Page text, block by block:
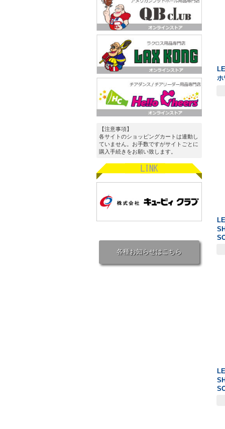
【注意事項】
各サイトのショッピングカートは連動し
ていません。お手数ですがサイトごとに
購入手続きをお願い致します。
各種お知らせはこちら
ホ